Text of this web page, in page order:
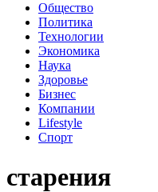
Общество
Политика
Технологии
Экономика
Наука
Здоровье
Бизнес
Компании
Lifestyle
Спорт
старения